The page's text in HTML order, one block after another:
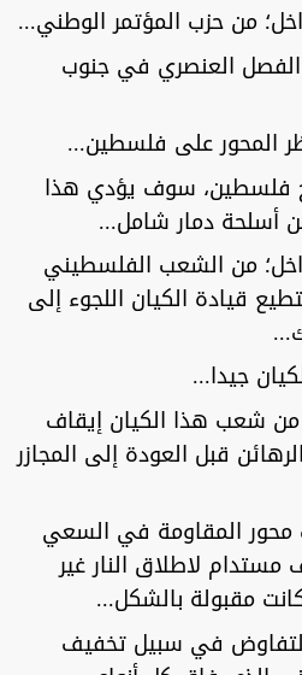
من حزب المؤتمر الوطني...
العنصري في جنوب
المحور على فلسطين...
فلسطين، سوف يؤدي هذا
أسلحة دمار شامل...
من الشعب الفلسطيني
قيادة الكيان اللجوء إلى
جيدا...
شعب هذا الكيان إيقاف
قبل العودة إلى المجازر
محور المقاومة في السعي
لاطلاق النار غير
مقبولة بالشكل...
في سبيل تخفيف